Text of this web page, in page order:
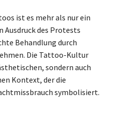
ist es mehr als nur ein
Ausdruck des Protests
Behandlung durch
Die Tattoo-Kultur
sondern auch
Kontext, der die
symbolisiert.